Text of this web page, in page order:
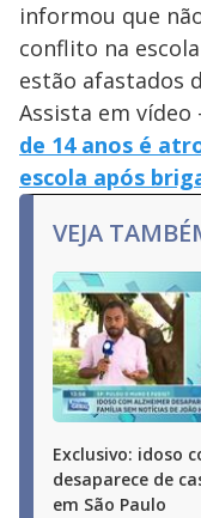
informou que
conflito na
estão afastados
Assista em vídeo
de 14 anos é
escola após
VEJA
Exclusivo: idoso
desaparece de
em São Paulo